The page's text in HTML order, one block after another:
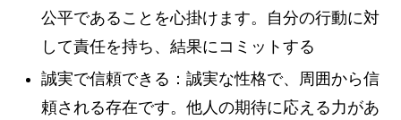
公平であることを心掛けます。自分の行動に対
して責任を持ち、結果にコミットする
誠実で信頼できる：誠実な性格で、周囲から信
頼される存在です。他人の期待に応える力があ